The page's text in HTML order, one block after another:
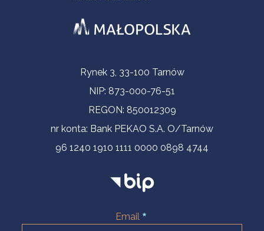
Contact InformationRynek 3, 33-100 Tarnów
NIP: 873-000-76-51
REGON: 850012309
nr konta: Bank PEKAO S.A. O/Tarnów
96 1240 1910 1111 0000 0898 4744
Email